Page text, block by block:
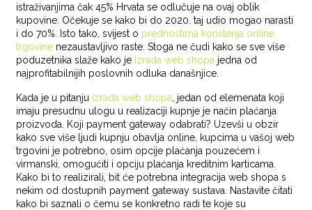
istraživanjima čak 45% Hrvata se odlučuje na ovaj oblik
kupovine. Očekuje se kako bi do 2020. taj udio mogao narasti
i do 70%. Isto tako, svijest o prednostima korištenja online
trgovine nezaustavljivo raste. Stoga ne čudi kako se sve više
poduzetnika slaže kako je izrada web shopa jedna od
najprofitabilnijih poslovnih odluka današnjice.
Kada je u pitanju izrada web shopa , jedan od elemenata koji
imaju presudnu ulogu u realizaciji kupnje je način plaćanja
proizvoda. Koji payment gateway odabrati? Uzevši u obzir
kako sve više ljudi kupnju obavlja online, kupcima u vašoj web
trgovini je potrebno, osim opcije plaćanja pouzećem i
virmanski, omogućiti i opciju plaćanja kreditnim karticama.
Kako bi to realizirali, bit će potrebna integracija web shopa s
nekim od dostupnih payment gateway sustava. Nastavite čitati
kako bi saznali o čemu se konkretno radi te koje su